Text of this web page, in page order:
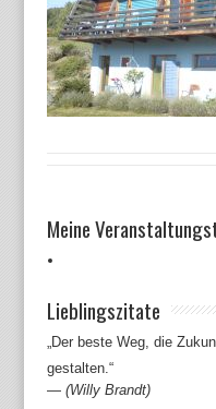
Meine
Lieblingszitate
„Der beste Weg, die
gestalten.“
— (Willy Brandt)